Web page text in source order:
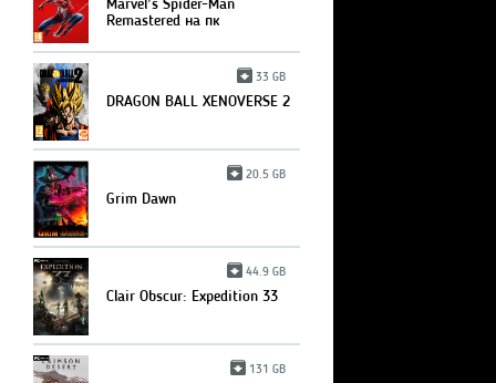
Marvel’s Spider-Man
Remastered на пк
33 GB
DRAGON BALL XENOVERSE 2
20.5 GB
Grim Dawn
44.9 GB
Clair Obscur: Expedition 33
131 GB